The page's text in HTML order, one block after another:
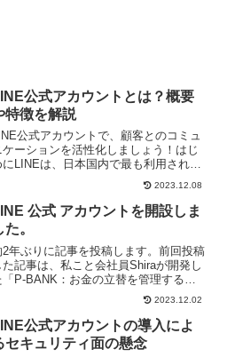
公式アカウントとは？概要
特徴を解説
公式アカウントで、顧客とのコミュ
ケーションを活性化しましょう！はじ
にLINEは、日本国内で最も利用されて
るコミュニケーションアプリです。
年7月時点での月間アクティブユーザ
数は8,900万人を超えています。LINE公
...
2023.12.08
公式 アカウントを開設しま
た。
2年ぶりに記事を投稿します。前回投稿
た記事は、私こと会社員Shiraが開発し
「P-BANK：お金の立替を管理するア
リ」のご紹介記事でした。お陰様でア
リ自体は問題なく動作しており、家庭
の立替については快適に運用できてお
ます。あり...
2023.12.02
公式アカウントの導入によ
セキュリティ面の懸念